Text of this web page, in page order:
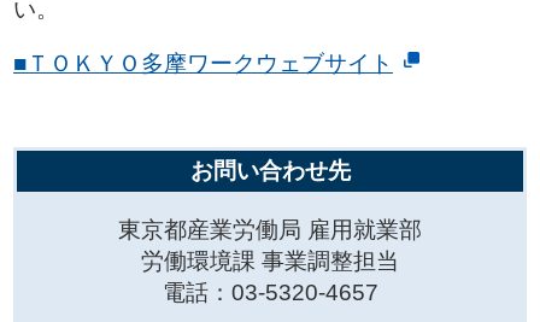
い。
■ＴＯＫＹＯ多摩ワークウェブサイト
お問い合わせ先
東京都産業労働局 雇用就業部
労働環境課 事業調整担当
電話：03-5320-4657